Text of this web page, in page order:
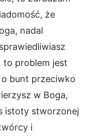
że
nadal
to problem jest
bunt przeciwko
w Boga,
istoty stworzonej
i